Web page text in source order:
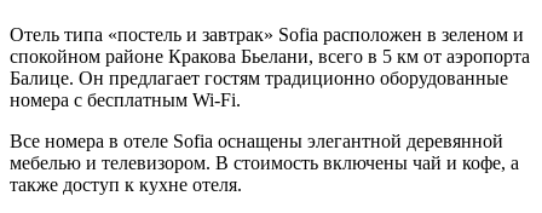
Отель типа «постель и завтрак» Sofia расположен в зеленом и
спокойном районе Кракова Бьелани, всего в 5 км от аэропорта
Балице. Он предлагает гостям традиционно оборудованные
номера с бесплатным Wi-Fi.
Все номера в отеле Sofia оснащены элегантной деревянной
мебелью и телевизором. В стоимость включены чай и кофе, а
также доступ к кухне отеля.